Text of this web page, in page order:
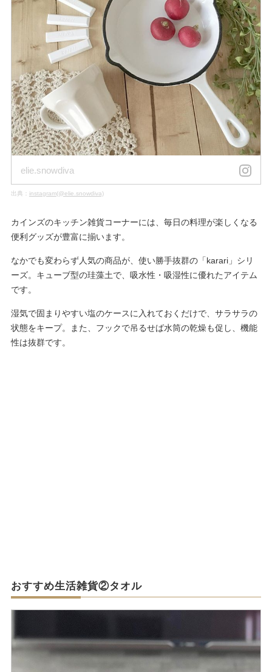
elie.snowdiva
出典： instagram(@elie.snowdiva)
カインズのキッチン雑貨コーナーには、毎日の料理が楽しくなる
便利グッズが豊富に揃います。
なかでも変わらず人気の商品が、使い勝手抜群の「karari」シリ
ーズ。キューブ型の珪藻土で、吸水性・吸湿性に優れたアイテム
です。
湿気で固まりやすい塩のケースに入れておくだけで、サラサラの
状態をキープ。また、フックで吊るせば水筒の乾燥も促し、機能
性は抜群です。
おすすめ生活雑貨②タオル